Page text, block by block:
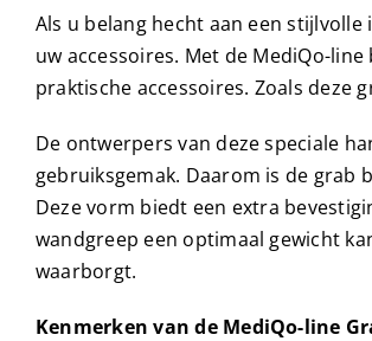
Als u belang hecht aan een
uw accessoires. Met de MediQo-
praktische accessoires. Zoals deze
De ontwerpers van deze speciale
gebruiksgemak. Daarom is de grab
Deze vorm biedt een extra
wandgreep een optimaal gewicht
waarborgt.
Kenmerken van de MediQo-line